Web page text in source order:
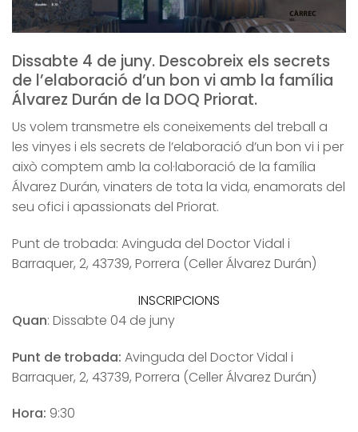
Dissabte 4 de juny. Descobreix els secrets
de l’elaboració d’un bon vi amb la família
Álvarez Durán de la DOQ Priorat.
Us volem transmetre els coneixements del treball a
les vinyes i els secrets de l’elaboració d’un bon vi i per
això comptem amb la col·laboració de la família
Álvarez Durán, vinaters de tota la vida, enamorats del
seu ofici i apassionats del Priorat.
Punt de trobada: Avinguda del Doctor Vidal i
Barraquer, 2, 43739, Porrera (Celler Álvarez Durán)
INSCRIPCIONS
Quan: Dissabte 04 de juny
Punt de trobada: Avinguda del Doctor Vidal i
Barraquer, 2, 43739, Porrera (Celler Álvarez Durán)
Hora: 9:30